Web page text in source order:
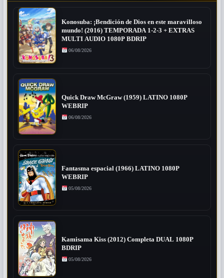
Konosuba: ¡Bendición de Dios en este maravilloso
mundo! (2016) TEMPORADA 1-2-3 + EXTRAS
MULTI AUDIO 1080P BDRIP
06/08/2026
Quick Draw McGraw (1959) LATINO 1080P
WEBRIP
06/08/2026
Fantasma espacial (1966) LATINO 1080P
WEBRIP
05/08/2026
Kamisama Kiss (2012) Completa DUAL 1080P
BDRIP
05/08/2026